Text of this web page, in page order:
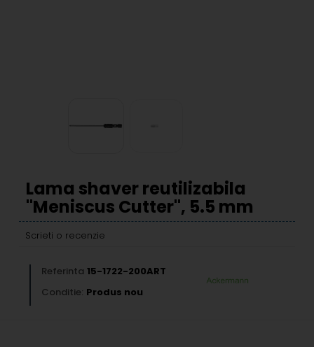
Lama shaver reutilizabila
"Meniscus Cutter", 5.5 mm
Scrieti o recenzie
Referinta 15-1722-200ART
Conditie: Produs nou